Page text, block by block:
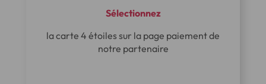
Sélectionnez
la carte 4 étoiles sur la page paiement de
notre partenaire